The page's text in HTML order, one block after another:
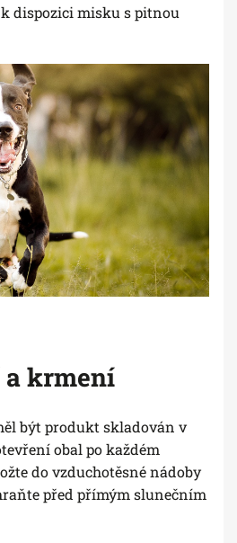
dispozici misku s pitnou
krmení
být produkt skladován v
obal po každém
do vzduchotěsné nádoby
před přímým slunečním